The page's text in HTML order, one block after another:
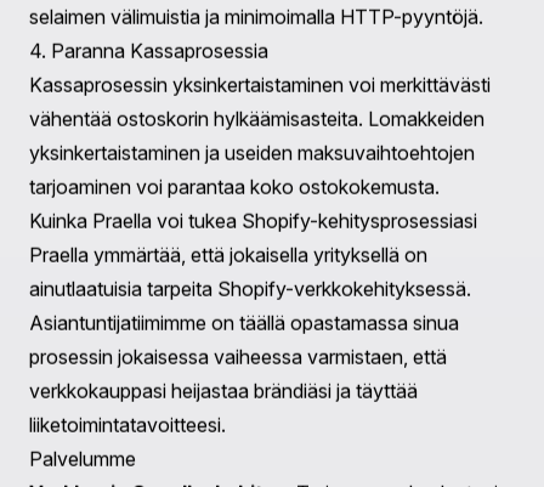
parhaiden käytäntöjen noudattaminen on
välttämätöntä. Tässä on joitakin strategioita, joita
kannattaa harkita:
1. Päivitä Säännöllisesti Sisältö
Kauppasi sisällön pitäminen tuoreena ja relevanttina on
tärkeää. Tuotekuvausten, kuvien ja blogikirjoitusten
säännöllinen päivittäminen voi parantaa hakukoneiden
sijoitus ja ylläpitää asiakasosallistumista.
2. Toteuta A/B Testausta
Suorittamalla A/B-testejä verkkokauppasi eri
elementeistä, kuten toimintakehotepainikkeista ja
laskeutumissivuista, voit saada tietoa siitä, mikä resonoi
parhaiten yleisösi kanssa.
3. Keskity Sivun Nopeuteen